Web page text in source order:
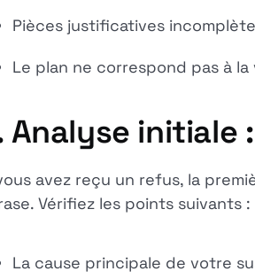
Pièces justificatives
Le plan ne correspond pas à la
Analyse initiale
avez reçu un refus, la
Vérifiez les points suivants :
La cause principale de votre